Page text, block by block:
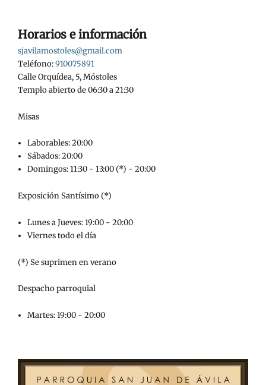
Horarios e información
sjavilamostoles@gmail.com
Teléfono:910075891
Calle Orquídea, 5, Móstoles
Templo abierto de 06:30 a 21:30
Misas
Laborables: 20:00
Sábados: 20:00
Domingos: 11:30 - 13:00 (*) - 20:00
Exposición Santísimo (*)
Lunes a Jueves: 19:00 - 20:00
Viernes todo el día
(*) Se suprimen en verano
Despacho parroquial
Martes: 19:00 - 20:00